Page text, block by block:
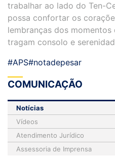
trabalhar ao lado do Ten-
possa confortar os
lembranças dos
tragam consolo e
#APS#notadepesar
COMUNICAÇÃO
Notícias
Vídeos
Atendimento Jurídico
Assessoria de Imprensa